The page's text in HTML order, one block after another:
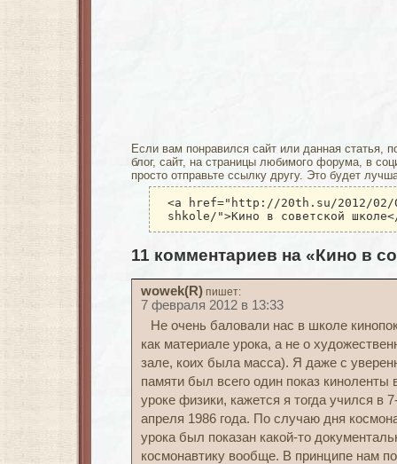
Если вам понравился сайт или данная статья,
блог, сайт, на страницы любимого форума, в
просто отправьте ссылку другу. Это будет
<a href="http://20th.su/2012/
shkole/">Кино в советской
11 комментариев на «Кино в
wowek(R) пишет:
7 февраля 2012 в 13:33
Не очень баловали нас в школе
как материале урока, а не о
зале, коих была масса). Я даже с
памяти был всего один показ киноленты
уроке физики, кажется я тогда учился в
апреля 1986 года. По случаю дня
урока был показан какой-то
космонавтику вообще. В принципе нам